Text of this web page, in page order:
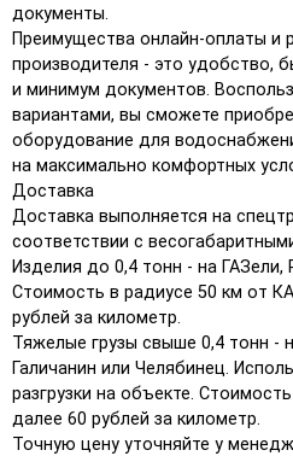
документы.
Преимущества онлайн-оплаты и
производителя - это удобство,
и минимум документов.
вариантами, вы сможете
оборудование для
на максимально комфортных
Доставка
Доставка выполняется на
соответствии с
Изделия до 0,4 тонн - на ГАЗели,
Стоимость в радиусе 50 км от
рублей за километр.
Тяжелые грузы свыше 0,4 тонн -
Галичанин или Челябинец.
разгрузки на объекте.
далее 60 рублей за километр.
Точную цену уточняйте у